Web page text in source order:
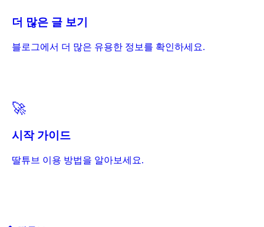
더 많은 글 보기
블로그에서 더 많은 유용한 정보를 확인하세요.
🚀
시작 가이드
딸튜브 이용 방법을 알아보세요.